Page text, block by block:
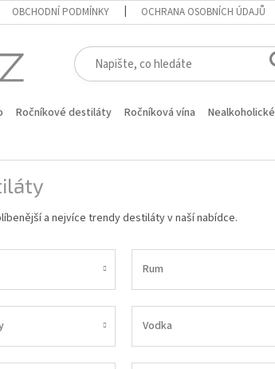
OBCHODNÍ PODMÍNKY OCHRANA OSOBNÍCH ÚDAJŮ
Ročníkové destiláty Ročníková vína Nealkoholické
a nejvíce trendy destiláty v naší nabídce.
Rum
Vodka